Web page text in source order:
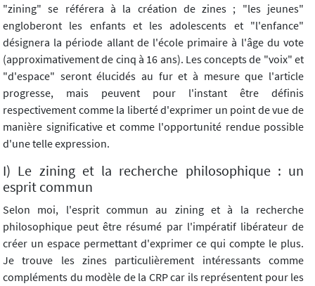
"zining" se référera à la création de zines ; "les jeunes"
engloberont les enfants et les adolescents et "l'enfance"
désignera la période allant de l'école primaire à l'âge du vote
(approximativement de cinq à 16 ans). Les concepts de "voix" et
"d'espace" seront élucidés au fur et à mesure que l'article
progresse, mais peuvent pour l'instant être définis
respectivement comme la liberté d'exprimer un point de vue de
manière significative et comme l'opportunité rendue possible
d'une telle expression.
I) Le zining et la recherche philosophique : un
esprit commun
Selon moi, l'esprit commun au zining et à la recherche
philosophique peut être résumé par l'impératif libérateur de
créer un espace permettant d'exprimer ce qui compte le plus.
Je trouve les zines particulièrement intéressants comme
compléments du modèle de la CRP car ils représentent pour les